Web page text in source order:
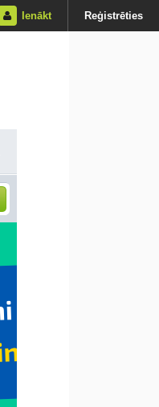
Ienākt Reģistrēties